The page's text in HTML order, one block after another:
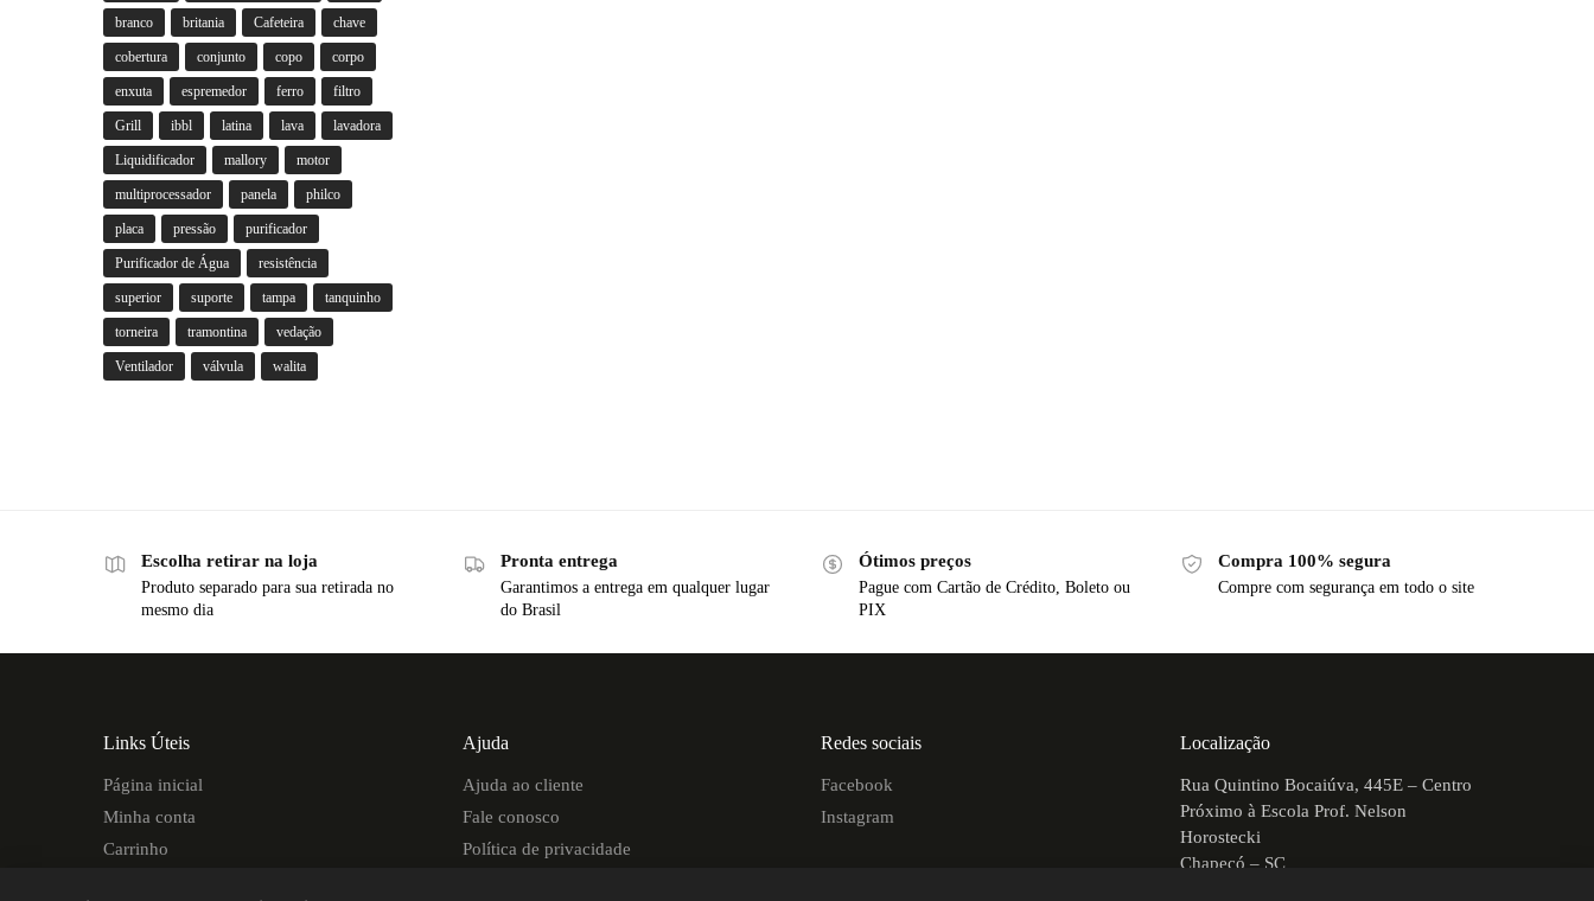
branco britania Cafeteira chave
cobertura conjunto copo corpo
enxuta espremedor ferro filtro
Grill ibbl latina lava lavadora
Liquidificador mallory motor
multiprocessador panela philco
placa pressão purificador
Purificador de Água resistência
superior suporte tampa tanquinho
torneira tramontina vedação
Ventilador válvula walita
Escolha retirar na loja
Produto separado para sua retirada no
mesmo dia
Pronta entrega
Garantimos a entrega em qualquer lugar
do Brasil
Ótimos preços
Pague com Cartão de Crédito, Boleto ou
PIX
Compra 100% segura
Compre com segurança em todo o site
Links Úteis
Página inicial
Minha conta
Carrinho
Ajuda
Ajuda ao cliente
Fale conosco
Política de privacidade
Redes sociais
Facebook
Instagram
Localização
Rua Quintino Bocaiúva, 445E – Centro
Próximo à Escola Prof. Nelson
Horostecki
Chapecó – SC